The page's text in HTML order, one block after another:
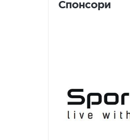
Спонсори